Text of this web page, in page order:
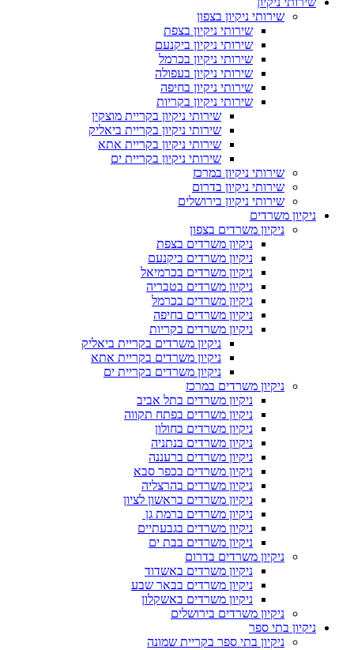
שירותי ניקיון בצפון
שירותי ניקיון בצפת
שירותי ניקיון ביקנעם
שירותי ניקיון בכרמל
שירותי ניקיון בעפולה
שירותי ניקיון בחיפה
שירותי ניקיון בקריות
שירותי ניקיון בקריית מוצקין
שירותי ניקיון בקריית ביאליק
שירותי ניקיון בקריית אתא
שירותי ניקיון בקריית ים
שירותי ניקיון במרכז
שירותי ניקיון בדרום
שירותי ניקיון בירושלים
ניקיון משרדים
ניקיון משרדים בצפון
ניקיון משרדים בצפת
ניקיון משרדים ביקנעם
ניקיון משרדים בכרמיאל
ניקיון משרדים בטבריה
ניקיון משרדים בכרמל
ניקיון משרדים בחיפה
ניקיון משרדים בקריות
ניקיון משרדים בקריית ביאליק
ניקיון משרדים בקריית אתא
ניקיון משרדים בקריית ים
ניקיון משרדים במרכז
ניקיון משרדים בתל אביב
ניקיון משרדים בפתח תקווה
ניקיון משרדים בחולון
ניקיון משרדים בנתניה
ניקיון משרדים ברעננה
ניקיון משרדים בכפר סבא
ניקיון משרדים בהרצליה
ניקיון משרדים בראשון לציון
ניקיון משרדים ברמת גן
ניקיון משרדים בגבעתיים
ניקיון משרדים בבת ים
ניקיון משרדים בדרום
ניקיון משרדים באשדוד
ניקיון משרדים בבאר שבע
ניקיון משרדים באשקלון
ניקיון משרדים בירושלים
ניקיון בתי ספר
ניקיון בתי ספר בקריית שמונה